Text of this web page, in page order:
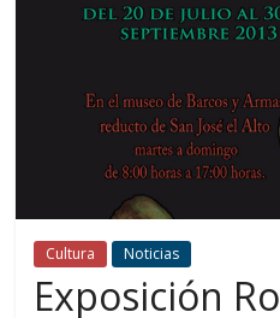
Cultura Noticias
Exposición